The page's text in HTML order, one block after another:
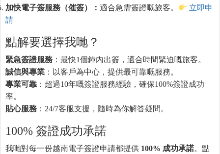
加快電子簽服務（催簽）： 適合急需簽證嘅旅客。
立即申
請
點解要選擇我哋？
緊急簽證服務 ：最快1個鐘內出簽，適合時間緊迫嘅旅客。
誠信與專業 ：以客戶為中心，提供最可靠嘅服務。
專業可靠 ：超過10年嘅簽證服務經驗，確保100%簽證成功
率。
貼心服務 ：24/7客服支援，隨時為你解答疑問。
100% 簽證成功承諾
我哋對每一份越南電子簽證申請都提供 100% 成功承諾。點